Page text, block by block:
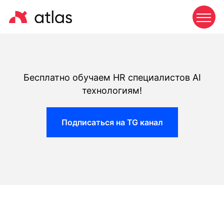
Бесплатно обучаем HR специалистов AI
технологиям!
Подписаться на TG канал